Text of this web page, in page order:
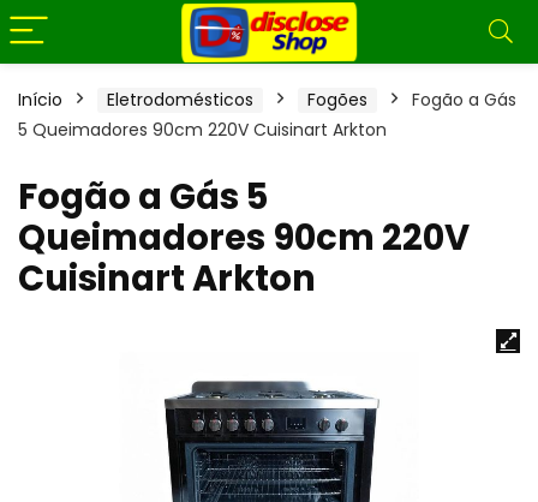
Início Eletrodomésticos Fogões
Fogão a Gás
5 Queimadores 90cm 220V Cuisinart Arkton
Fogão a Gás 5
Queimadores 90cm 220V
Cuisinart Arkton